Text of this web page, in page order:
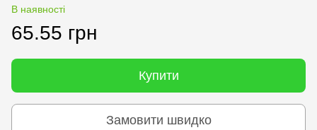
В наявності
65.55 грн
Купити
Замовити швидко